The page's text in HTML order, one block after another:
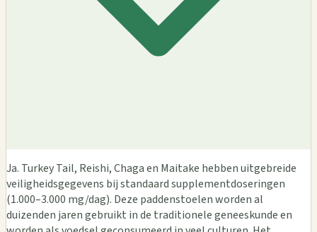
Ja. Turkey Tail, Reishi, Chaga en Maitake hebben uitgebreide
veiligheidsgegevens bij standaard supplementdoseringen
(1.000–3.000 mg/dag). Deze paddenstoelen worden al
duizenden jaren gebruikt in de traditionele geneeskunde en